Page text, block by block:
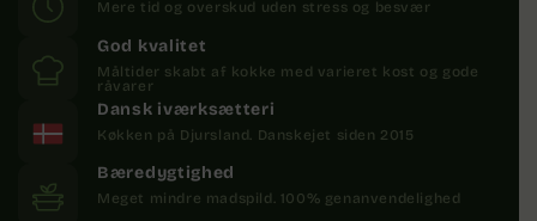
Mere tid og overskud uden stress og besvær
God kvalitet
Måltider skabt af kokke med varieret kost og gode
råvarer
Dansk iværksætteri
Køkken på Djursland. Danskejet siden 2015
Bæredygtighed
Meget mindre madspild. 100% genanvendelighed